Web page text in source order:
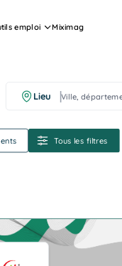
emploi Miximag
Lieu Ville,
Tous les filtres
Logo